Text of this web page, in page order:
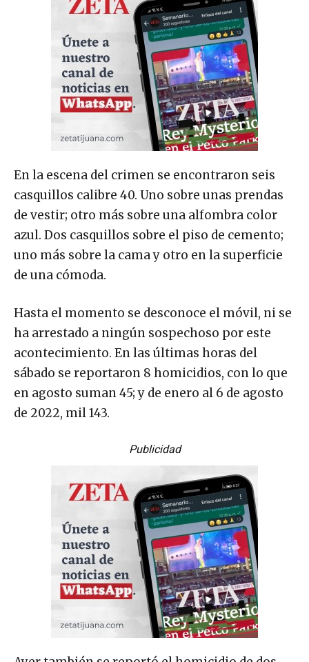
En la escena del crimen se encontraron seis
casquillos calibre 40. Uno sobre unas prendas
de vestir; otro más sobre una alfombra color
azul. Dos casquillos sobre el piso de cemento;
uno más sobre la cama y otro en la superficie
de una cómoda.
Hasta el momento se desconoce el móvil, ni se
ha arrestado a ningún sospechoso por este
acontecimiento. En las últimas horas del
sábado se reportaron 8 homicidios, con lo que
en agosto suman 45; y de enero al 6 de agosto
de 2022, mil 143.
Publicidad